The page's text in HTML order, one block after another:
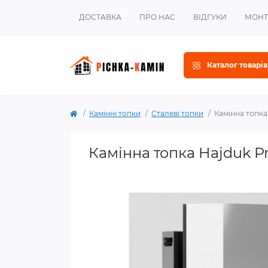
ДОСТАВКА ПРО НАС ВІДГУКИ
Каталог товарів
Камінні топки Сталеві топки Камінна
Камінна топка Hajduk